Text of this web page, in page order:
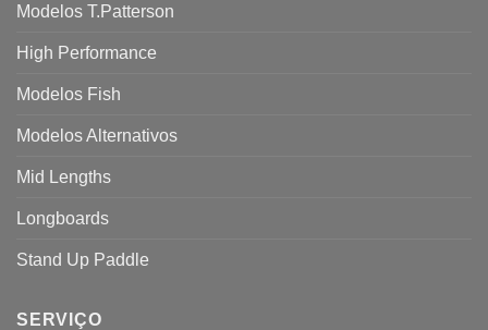
Modelos T.Patterson
High Performance
Modelos Fish
Modelos Alternativos
Mid Lengths
Longboards
Stand Up Paddle
SERVIÇO